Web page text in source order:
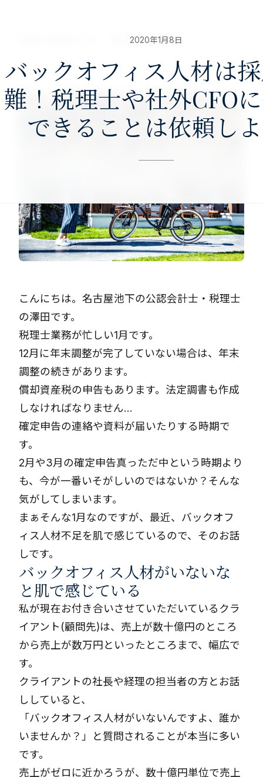
澤田公認会計士・税理士事務所
2020年1月8日
バックオフィス人材は
難！税理士や社外CFO
できることは依頼し
こんにちは。名古屋池下の公認会計士・税理士
の澤田です。
税理士業務が忙しい1月です。
12月に年末調整が完了していない場合は、年末
調整の続きがあります。
償却資産税の申告もあります。法定調書も作成
しなければなりません…
確定申告の連絡や資料が届いたりする時期で
す。
2月や3月の確定申告真っただ中という時期より
も、今が一番いそがしいのではないか？そんな
気がしてしまいます。
まぁそんな1月なのですが、最近、バックオフ
ィス人材不足を肌で感じているので、そのお話
しです。
バックオフィス人材がいないな
と肌で感じている
私が現在お付き合いさせていただいているクラ
イアント(顧問先)は、売上が数十億円のところ
から売上が数万円といったところまで、幅広で
す。
クライアントの社長や経理の担当者の方とお話
ししていると、
「バックオフィス人材がいないんですよ、誰か
いませんか？」と質問されることが本当に多い
です。
売上がゼロに近かろうが、数十億円単位で売上